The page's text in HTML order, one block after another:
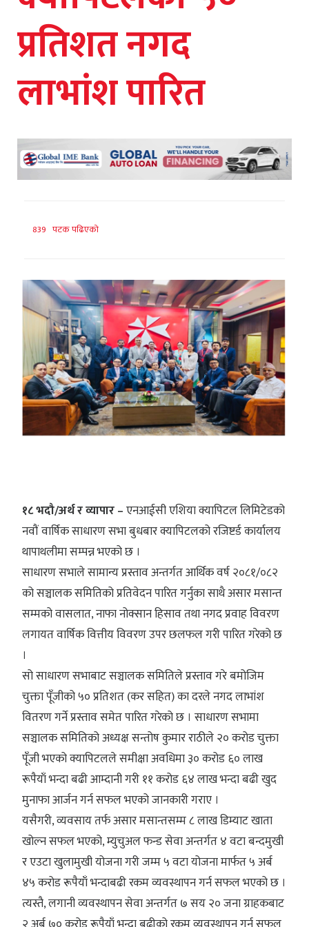
प्रतिशत नगद
लाभांश पारित
839 पटक पढिएको
१८ भदौ/अर्थ र व्यापार –एनआईसी एशिया क्यापिटल लिमिटेडको
नवौं वार्षिक साधारण सभा बुधबार क्यापिटलको रजिष्टर्ड कार्यालय
थापाथलीमा सम्पन्न भएको छ ।
साधारण सभाले सामान्य प्रस्ताव अन्तर्गत आर्थिक वर्ष २०८१/०८२
को सञ्चालक समितिको प्रतिवेदन पारित गर्नुका साथै असार मसान्त
सम्मको वासलात, नाफा नोक्सान हिसाव तथा नगद प्रवाह विवरण
लगायत वार्षिक वित्तीय विवरण उपर छलफल गरी पारित गरेको छ
।
सो साधारण सभाबाट सञ्चालक समितिले प्रस्ताव गरे बमोजिम
चुक्ता पूँजीको ५० प्रतिशत (कर सहित) का दरले नगद लाभांश
वितरण गर्ने प्रस्ताव समेत पारित गरेको छ । साधारण सभामा
सञ्चालक समितिको अध्यक्ष सन्तोष कुमार राठीले २० करोड चुक्ता
पूँजी भएको क्यापिटलले समीक्षा अवधिमा ३० करोड ६० लाख
रूपैयाँ भन्दा बढी आम्दानी गरी ११ करोड ६४ लाख भन्दा बढी खुद
मुनाफा आर्जन गर्न सफल भएको जानकारी गराए ।
यसैगरी, व्यवसाय तर्फ असार मसान्तसम्म ८ लाख डिम्याट खाता
खोल्न सफल भएको, म्युचुअल फन्ड सेवा अन्तर्गत ४ वटा बन्दमुखी
र एउटा खुलामुखी योजना गरी जम्म ५ वटा योजना मार्फत ५ अर्ब
४५ करोड रूपैयाँ भन्दाबढी रकम व्यवस्थापन गर्न सफल भएको छ ।
त्यस्तै, लगानी व्यवस्थापन सेवा अन्तर्गत ७ सय २० जना ग्राहकबाट